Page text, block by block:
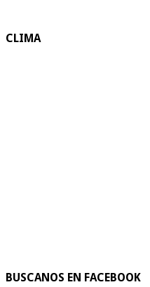
CLIMA
BUSCANOS EN FACEBOOK